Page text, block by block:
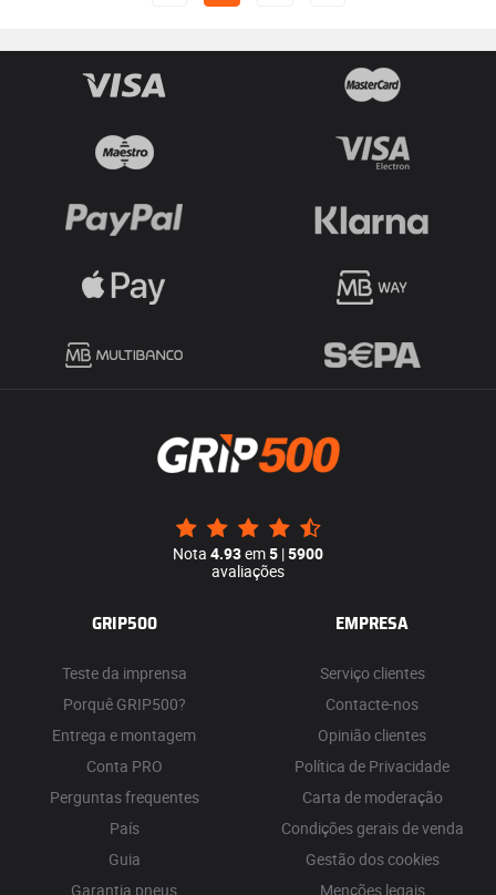
Nota 4.93em5 |5900
avaliações
GRIP500
Teste da imprensa
Porquê GRIP500?
Entrega e montagem
Conta PRO
Perguntas frequentes
País
Guia
Garantia pneus
EMPRESA
Serviço clientes
Contacte-nos
Opinião clientes
Política de Privacidade
Carta de moderação
Condições gerais de venda
Gestão dos cookies
Menções legais